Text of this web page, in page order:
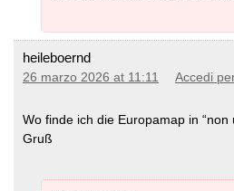
data di caricamento della mappa.
Per aggiornare le mappe,
file .exe scaricato.
Mappe sovrapposte
heileboernd
26 marzo 2026 at 11:11 Accedi
Wo finde ich die Europamap in “non
Gruß